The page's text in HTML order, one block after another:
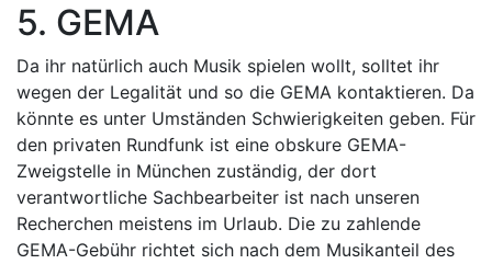
5. GEMA
Da ihr natürlich auch Musik spielen wollt, solltet ihr
wegen der Legalität und so die GEMA kontaktieren. Da
könnte es unter Umständen Schwierigkeiten geben. Für
den privaten Rundfunk ist eine obskure GEMA-
Zweigstelle in München zuständig, der dort
verantwortliche Sachbearbeiter ist nach unseren
Recherchen meistens im Urlaub. Die zu zahlende
GEMA-Gebühr richtet sich nach dem Musikanteil des